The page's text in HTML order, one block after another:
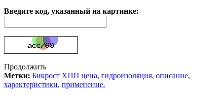
Введите код, указанный на картинке:
Продолжить
Метки: Бикрост ХПП цена, гидроизоляция, описание,
характеристики, применение.